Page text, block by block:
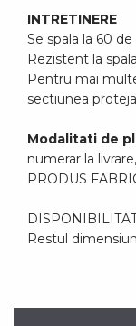
INTRETINERE
Se spala la 60 de
Rezistent la
Pentru mai
sectiunea
Modalitati de
numerar la
PRODUS
Restul